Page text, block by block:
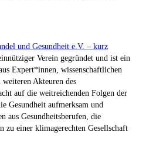
und Gesundheit e.V. – kurz
Verein gegründet und ist ein
Expert*innen, wissenschaftlichen
Akteuren des
auf die weitreichenden Folgen der
Gesundheit aufmerksam und
aus Gesundheitsberufen, die
zu einer klimagerechten Gesellschaft